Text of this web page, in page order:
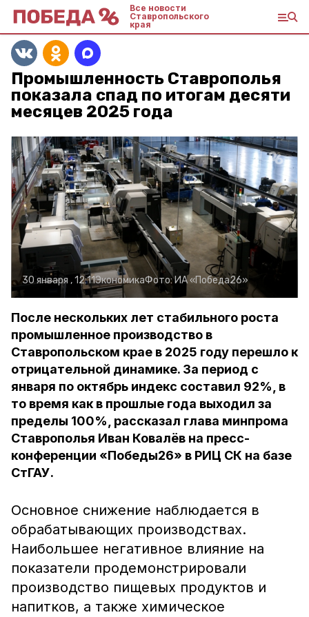
Все новости
Ставропольского
края
Промышленность Ставрополья
показала спад по итогам десяти
месяцев 2025 года
30 января , 12:11ЭкономикаФото:ИА «Победа26»
После нескольких лет стабильного роста
промышленное производство в
Ставропольском крае в 2025 году перешло к
отрицательной динамике. За период с
января по октябрь индекс составил 92%, в
то время как в прошлые года выходил за
пределы 100%, рассказал глава минпрома
Ставрополья Иван Ковалёв на пресс-
конференции «Победы26» в РИЦ СК на базе
СтГАУ.
Основное снижение наблюдается в
обрабатывающих производствах.
Наибольшее негативное влияние на
показатели продемонстрировали
производство пищевых продуктов и
напитков, а также химическое